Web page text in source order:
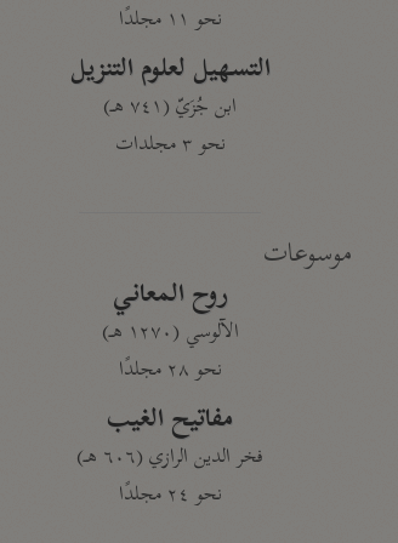
نحو ١١ مجلدًا
التسهيل لعلوم التنزيل
ابن جُزَيّ (٧٤١ هـ)
نحو ٣ مجلدات
موسوعات
روح المعاني
الآلوسي (١٢٧٠ هـ)
نحو ٢٨ مجلدًا
مفاتيح الغيب
فخر الدين الرازي (٦٠٦ هـ)
نحو ٢٤ مجلدًا